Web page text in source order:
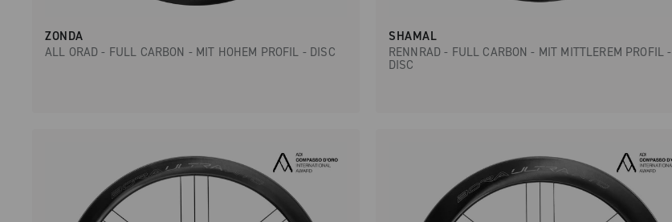
ZONDA
ALL ORAD - FULL CARBON - MIT HOHEM PROFIL - DISC
SHAMAL
RENNRAD - FULL CARBON - MIT MITTLEREM PROFIL -
DISC